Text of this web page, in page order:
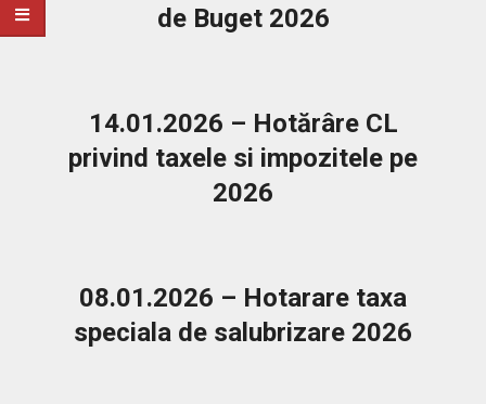
de Buget 2026
14.01.2026 – Hotărâre CL
privind taxele si impozitele pe
2026
08.01.2026 – Hotarare taxa
speciala de salubrizare 2026